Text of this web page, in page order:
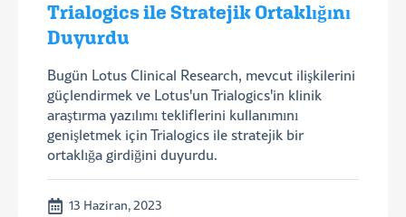
Trialogics ile Stratejik Ortaklığını
Duyurdu
Bugün Lotus Clinical Research, mevcut ilişkilerini
güçlendirmek ve Lotus'un Trialogics'in klinik
araştırma yazılımı tekliflerini kullanımını
genişletmek için Trialogics ile stratejik bir
ortaklığa girdiğini duyurdu.
13 Haziran, 2023